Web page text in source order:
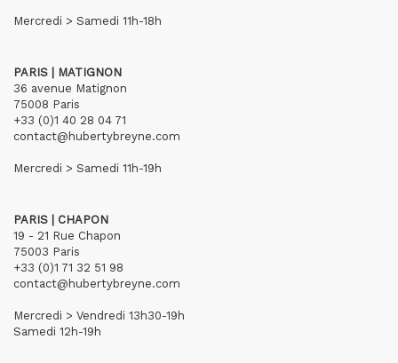
Mercredi > Samedi 11h-18h
PARIS | MATIGNON
36 avenue Matignon
75008 Paris
+33 (0)1 40 28 04 71
contact@hubertybreyne.com
Mercredi > Samedi 11h-19h
PARIS | CHAPON
19 - 21 Rue Chapon
75003 Paris
+33 (0)1 71 32 51 98
contact@hubertybreyne.com
Mercredi > Vendredi 13h30-19h
Samedi 12h-19h